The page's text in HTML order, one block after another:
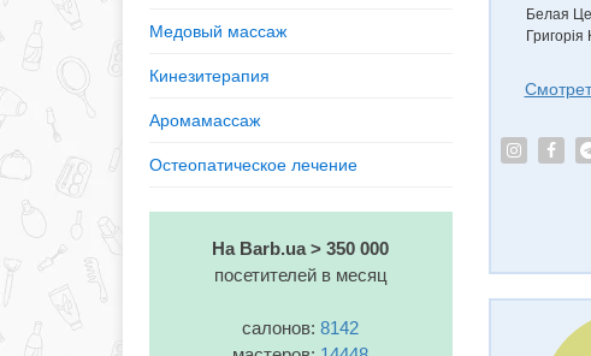
Медовый массаж
Кинезитерапия
Аромамассаж
Остеопатическое лечение
На Barb.ua > 350 000
посетителей в месяц
салонов:8142
Белая